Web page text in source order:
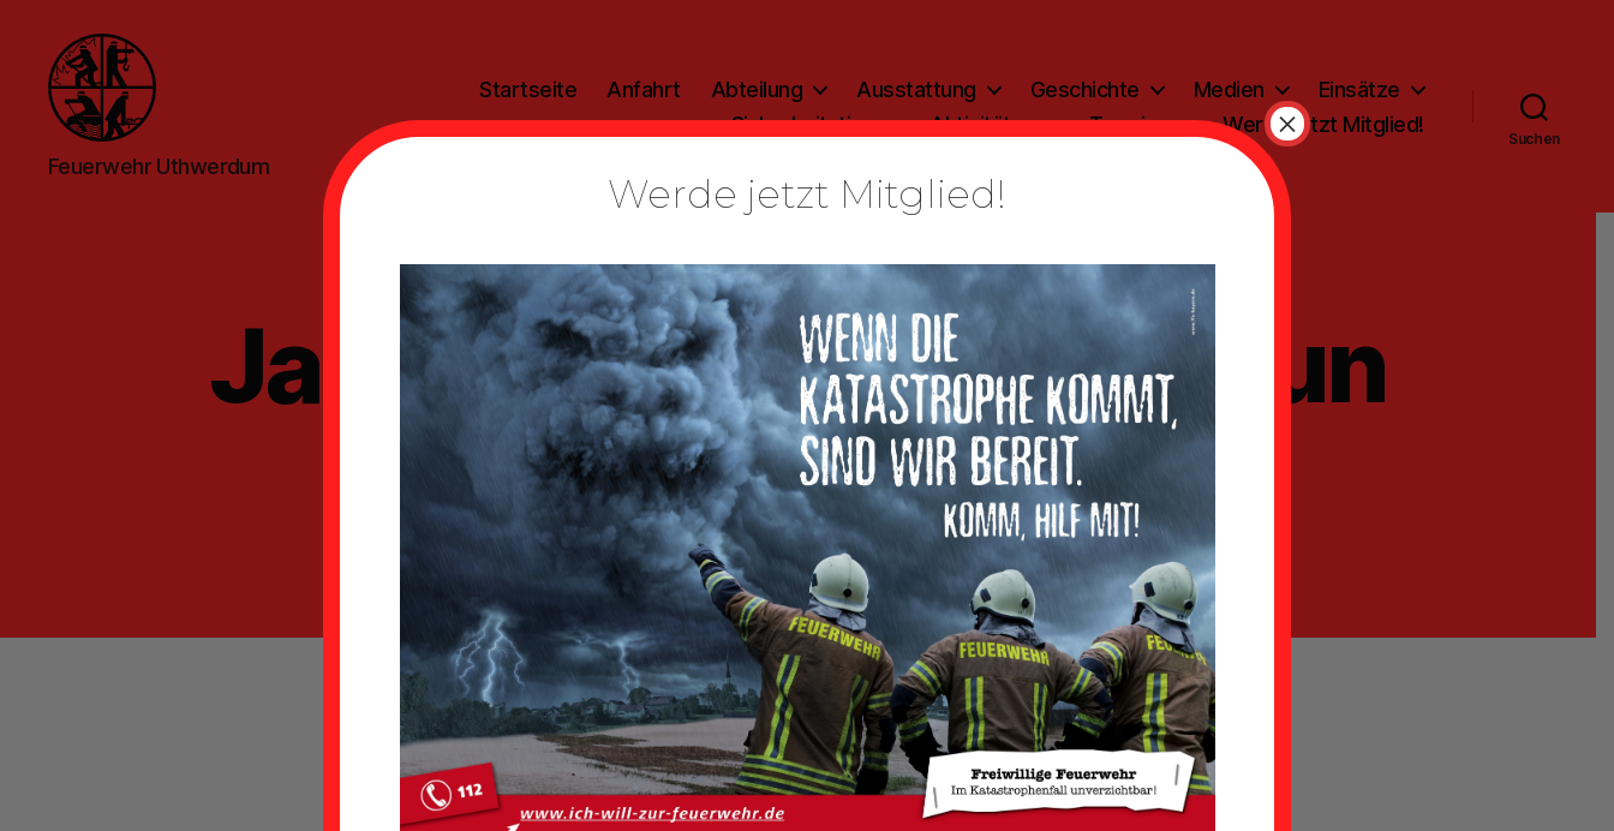
Feuerwehr
Uthwerdum
Feuerwehr Uthwerdum
Startseite Anfahrt Abteilung Ausstattung Geschichte Medien
Einsätze
Sicherheitstipp
Aktivitäten Termine Werde jetzt Mitglied!
Suchen
ALLGEMEIN
Jahreshauptversammlun
g 2016
Beitragsautor
Vonadmin Veröffentlichungsdatum
30. Dezember 2016
Werde jetzt Mitglied!
×